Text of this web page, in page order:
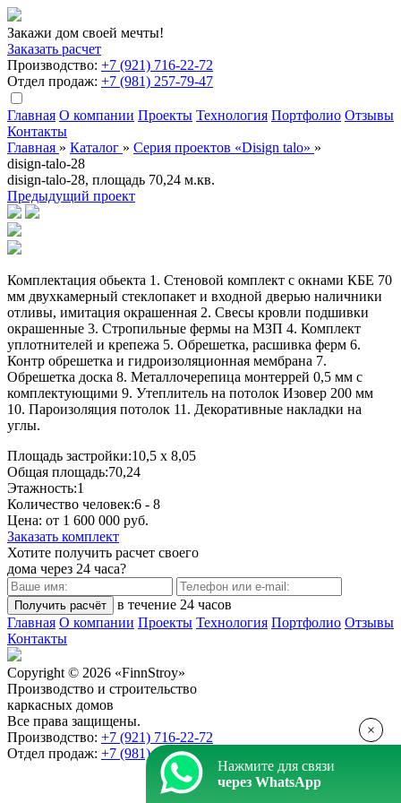
Закажи дом своей мечты!
Заказать расчет
Производство: +7 (921) 716-22-72
Отдел продаж: +7 (981) 257-79-47
Главная О компании Проекты Технология Портфолио Отзывы
Контакты
Главная » Кaталог » Серия проектов «Disign talo» »
disign-talo-28
disign-talo-28, площадь 70,24 м.кв.
Предыдущий проект
Комплектация обьекта 1. Стеновой комплект с окнами КБЕ 70
мм двухкамерный стеклопакет и входной дверью наличники
отливы, имитация окрашенная 2. Свесы кровли подшивки
окрашенные 3. Стропильные фермы на МЗП 4. Комплект
уплотнителей и крепежа 5. Обрешетка, расшивка ферм 6.
Контр обрешетка и гидроизоляционная мембрана 7.
Обрешетка доска 8. Металлочерепица монтеррей 0,5 мм с
комплектующими 9. Утеплитель на потолок Изовер 200 мм
10. Пароизоляция потолок 11. Декоративные накладки на
углы.
Площадь застройки:10,5 x 8,05
Общая площадь:70,24
Этажность:1
Количество человек:6 - 8
Цена: от 1 600 000 руб.
Заказать комплект
Хотите получить расчет своего
дома через 24 часа?
в течение 24 часов
Главная О компании Проекты Технология Портфолио Отзывы
Контакты
Copyright © 2026 «FinnStroy»
Производство и строительство
каркасных домов
Все права защищены.
Производство: +7 (921) 716-22-72
Отдел продаж: +7 (981) 257-79-47
Нажмите для связи
через WhatsApp
×